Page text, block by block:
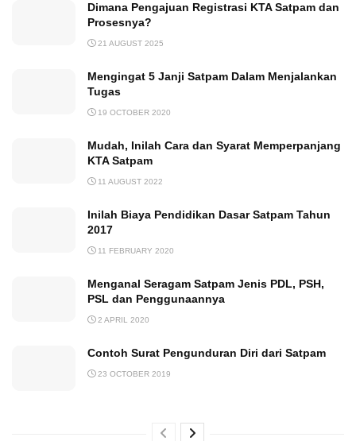
Dimana Pengajuan Registrasi KTA Satpam dan
Prosesnya?
21 AUGUST 2025
Mengingat 5 Janji Satpam Dalam Menjalankan
Tugas
19 OCTOBER 2020
Mudah, Inilah Cara dan Syarat Memperpanjang
KTA Satpam
11 AUGUST 2022
Inilah Biaya Pendidikan Dasar Satpam Tahun
2017
11 FEBRUARY 2020
Menganal Seragam Satpam Jenis PDL, PSH,
PSL dan Penggunaannya
2 APRIL 2020
Contoh Surat Pengunduran Diri dari Satpam
23 OCTOBER 2019